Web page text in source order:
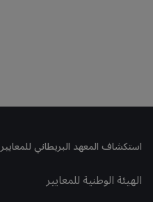
استكشاف المعهد البريطاني للمعايير
الهيئة الوطنية للمعايير